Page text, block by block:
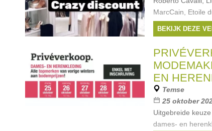
MarcCain, Etoile
Marciano, Joseph
Merken:
Moschino
BEKIJK DEZE
EN
Temse
25 oktober
Uitgebreide
dames- en